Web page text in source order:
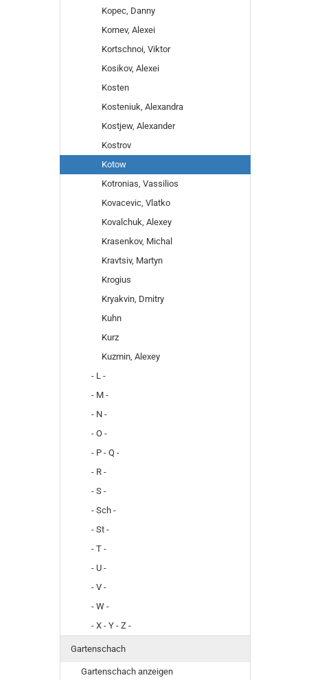
Kopec, Danny
Kornev, Alexei
Kortschnoi, Viktor
Kosikov, Alexei
Kosten
Kosteniuk, Alexandra
Kostjew, Alexander
Kostrov
Kotow
Kotronias, Vassilios
Kovacevic, Vlatko
Kovalchuk, Alexey
Krasenkov, Michal
Kravtsiv, Martyn
Krogius
Kryakvin, Dmitry
Kuhn
Kurz
Kuzmin, Alexey
- L -
- M -
- N -
- O -
- P - Q -
- R -
- S -
- Sch -
- St -
- T -
- U -
- V -
- W -
- X - Y - Z -
Gartenschach
Gartenschach anzeigen